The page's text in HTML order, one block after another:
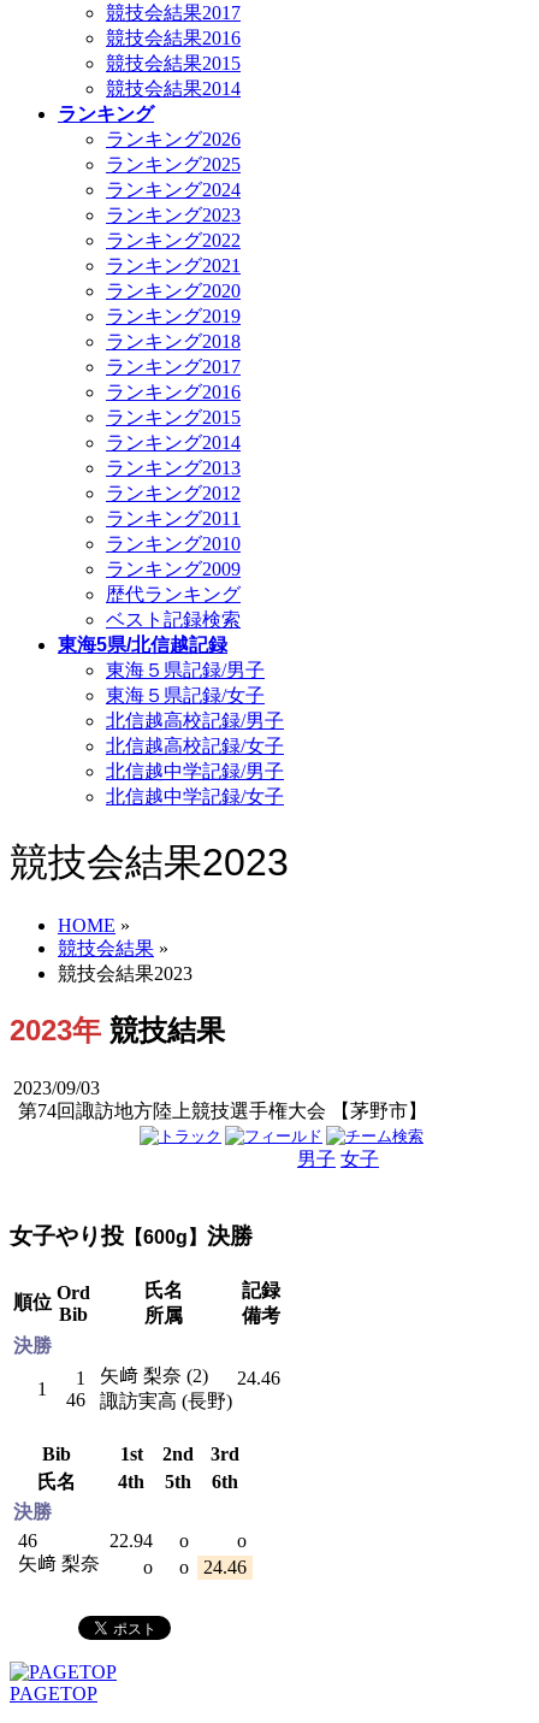
競技会結果2017
競技会結果2016
競技会結果2015
競技会結果2014
ランキング
ランキング2026
ランキング2025
ランキング2024
ランキング2023
ランキング2022
ランキング2021
ランキング2020
ランキング2019
ランキング2018
ランキング2017
ランキング2016
ランキング2015
ランキング2014
ランキング2013
ランキング2012
ランキング2011
ランキング2010
ランキング2009
歴代ランキング
ベスト記録検索
東海5県/北信越記録
東海５県記録/男子
東海５県記録/女子
北信越高校記録/男子
北信越高校記録/女子
北信越中学記録/男子
北信越中学記録/女子
競技会結果2023
HOME »
競技会結果 »
競技会結果2023
2023年 競技結果
2023/09/03
第74回諏訪地方陸上競技選手権大会 【茅野市】
男子 女子
女子やり投 【600g】 決勝
順位 Ord
Bib
氏名
所属
記録
備考
決勝
1
1
46
矢﨑 梨奈 (2)
諏訪実高 (長野)
24.46
Bib 1st 2nd
3rd
氏名
4th 5th
6th
決勝
46
矢﨑 梨奈
22.94 o
o
o
o 24.46
PAGETOP